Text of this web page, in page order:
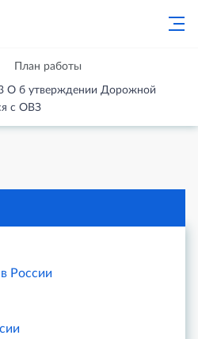
План работы
О б утверждении Дорожной
с ОВЗ
России